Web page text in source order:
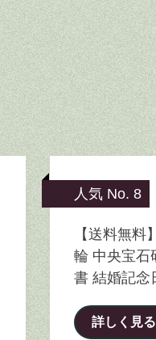
人気 No. 8
【送料無料
輪 中央宝石
書 結婚記
詳しく見る